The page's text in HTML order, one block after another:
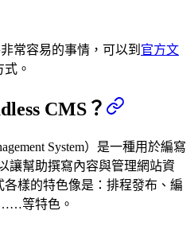
常容易的事情，可以到 官方文
。
CMS？
System）是一種用於編寫
讓幫助撰寫內容與管理網站資
樣的特色像是：排程發布、編
等特色。